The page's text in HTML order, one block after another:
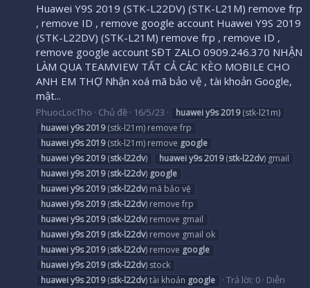
Huawei Y9S 2019 (STK-L22DV) (STK-L21M) remove frp
, remove ID , remove google account Huawei Y9S 2019
(STK-L22DV) (STK-L21M) remove frp , remove ID ,
remove google account SĐT ZALO 0909.246.370 NHẬN
LÀM QUA TEAMVIEW TẤT CẢ CÁC KÈO MOBILE CHO
ANH EM THỢ Nhận xoá mã bảo vệ , tài khoản Google,
mật...
PhuocLocTho Chủ đề 16/5/23 huaweiy9s2019(stk-l21m)
huaweiy9s2019(stk-l21m) remove frp
huaweiy9s2019(stk-l21m) remove google
huaweiy9s2019(stk-l22dv) huaweiy9s2019(stk-l22dv) gmail
huaweiy9s2019(stk-l22dv) google
huaweiy9s2019(stk-l22dv) mã bảo vệ
huaweiy9s2019(stk-l22dv) remove frp
huaweiy9s2019(stk-l22dv) remove gmail
huaweiy9s2019(stk-l22dv) remove gmail ok
huaweiy9s2019(stk-l22dv) remove google
huaweiy9s2019(stk-l22dv) stock
huaweiy9s2019(stk-l22dv) tài khoản google Trả lời: 0 Diễn